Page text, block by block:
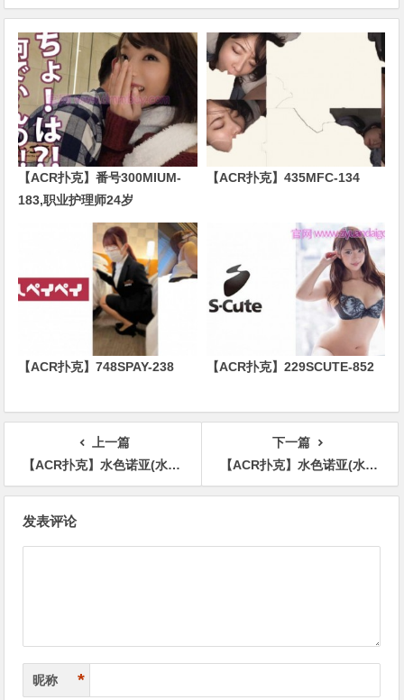
【ACR扑克】番号300MIUM-
183,职业护理师24岁
【ACR扑克】435MFC-134
【ACR扑克】748SPAY-238 【ACR扑克】229SCUTE-852
上一篇
【ACR扑克】水色诺亚(水色ノア)出道作品番号及封面，水色诺亚个人简介
下一篇
【ACR扑克】水色诺亚(水色ノア)出道作品番号及封面，水色诺亚个人简介
发表评论
昵称 *